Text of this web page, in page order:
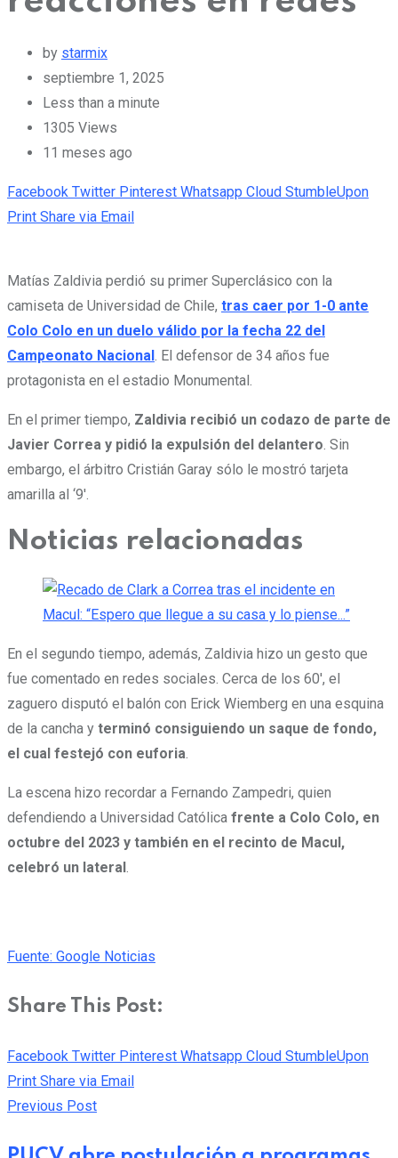
by starmix
septiembre 1, 2025
Less than a minute
1305 Views
11 meses ago
Facebook Twitter Pinterest Whatsapp Cloud StumbleUpon
Print Share via Email
Matías Zaldivia perdió su primer Superclásico con la
camiseta de Universidad de Chile, tras caer por 1-0 ante
Colo Colo en un duelo válido por la fecha 22 del
Campeonato Nacional . El defensor de 34 años fue
protagonista en el estadio Monumental.
En el primer tiempo, Zaldivia recibió un codazo de parte de
Javier Correa y pidió la expulsión del delantero . Sin
embargo, el árbitro Cristián Garay sólo le mostró tarjeta
amarilla al ‘9′.
Noticias relacionadas
En el segundo tiempo, además, Zaldivia hizo un gesto que
fue comentado en redes sociales. Cerca de los 60′, el
zaguero disputó el balón con Erick Wiemberg en una esquina
de la cancha y terminó consiguiendo un saque de fondo,
el cual festejó con euforia.
La escena hizo recordar a Fernando Zampedri, quien
defendiendo a Universidad Católica frente a Colo Colo, en
octubre del 2023 y también en el recinto de Macul,
celebró un lateral.
Fuente: Google Noticias
Share This Post:
Facebook Twitter Pinterest Whatsapp Cloud StumbleUpon
Print Share via Email
Previous Post